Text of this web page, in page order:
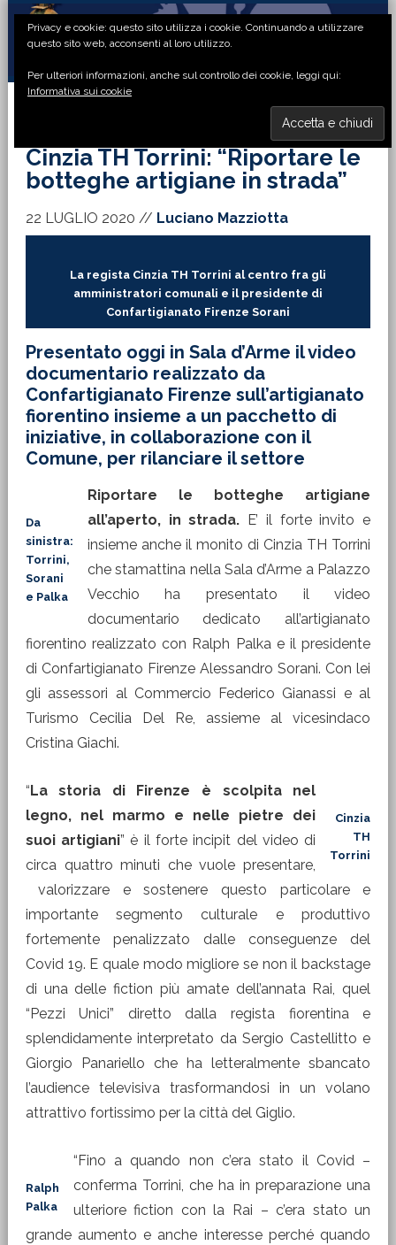
Passa
primaria
Passa
principale
Passa
laterale
Passa
di
Cinzia TH Torrini: “Riportare le
botteghe artigiane in strada”
22 LUGLIO 2020 // Luciano Mazziotta
La regista Cinzia TH Torrini al centro fra gli
amministratori comunali e il presidente di
Confartigianato Firenze Sorani
Presentato oggi in Sala d’Arme il video
documentario realizzato da
Confartigianato Firenze sull’artigianato
fiorentino insieme a un pacchetto di
iniziative, in collaborazione con il
Comune, per rilanciare il settore
Da
sinistra:
Torrini,
Sorani
e Palka
Riportare le botteghe artigiane
all’aperto, in strada. E’ il forte invito e
insieme anche il monito di Cinzia TH Torrini
che stamattina nella Sala d’Arme a Palazzo
Vecchio ha presentato il video
documentario dedicato all’artigianato
fiorentino realizzato con Ralph Palka e il presidente
di Confartigianato Firenze Alessandro Sorani. Con lei
gli assessori al Commercio Federico Gianassi e al
Turismo Cecilia Del Re, assieme al vicesindaco
Cristina Giachi.
Cinzia
TH
Torrini
“La storia di Firenze è scolpita nel
legno, nel marmo e nelle pietre dei
suoi artigiani” è il forte incipit del video di
circa quattro minuti che vuole presentare,
valorizzare e sostenere questo particolare e
importante segmento culturale e produttivo
fortemente penalizzato dalle conseguenze del
Covid 19. E quale modo migliore se non il backstage
di una delle fiction più amate dell’annata Rai, quel
“Pezzi Unici” diretto dalla regista fiorentina e
splendidamente interpretato da Sergio Castellitto e
Giorgio Panariello che ha letteralmente sbancato
l’audience televisiva trasformandosi in un volano
attrattivo fortissimo per la città del Giglio.
Ralph
Palka
“Fino a quando non c’era stato il Covid –
conferma Torrini, che ha in preparazione una
ulteriore fiction con la Rai – c’era stato un
grande aumento e anche interesse perché quando
Privacy e cookie: questo sito utilizza i cookie. Continuando a utilizzare
questo sito web, acconsenti al loro utilizzo.
Per ulteriori informazioni, anche sul controllo dei cookie, leggi qui:
Informativa sui cookie